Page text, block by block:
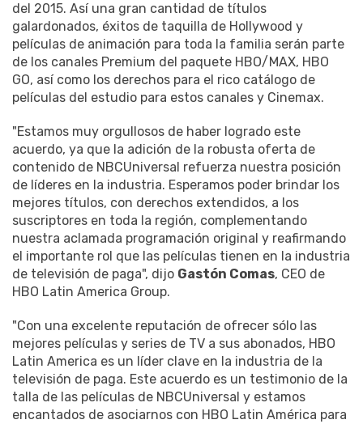
del 2015. Así una gran cantidad de títulos
galardonados, éxitos de taquilla de Hollywood y
películas de animación para toda la familia serán parte
de los canales Premium del paquete HBO/MAX, HBO
GO, así como los derechos para el rico catálogo de
películas del estudio para estos canales y Cinemax.
"Estamos muy orgullosos de haber logrado este
acuerdo, ya que la adición de la robusta oferta de
contenido de NBCUniversal refuerza nuestra posición
de líderes en la industria. Esperamos poder brindar los
mejores títulos, con derechos extendidos, a los
suscriptores en toda la región, complementando
nuestra aclamada programación original y reafirmando
el importante rol que las películas tienen en la industria
de televisión de paga", dijo Gastón Comas, CEO de
HBO Latin America Group.
"Con una excelente reputación de ofrecer sólo las
mejores películas y series de TV a sus abonados, HBO
Latin America es un líder clave en la industria de la
televisión de paga. Este acuerdo es un testimonio de la
talla de las películas de NBCUniversal y estamos
encantados de asociarnos con HBO Latin América para